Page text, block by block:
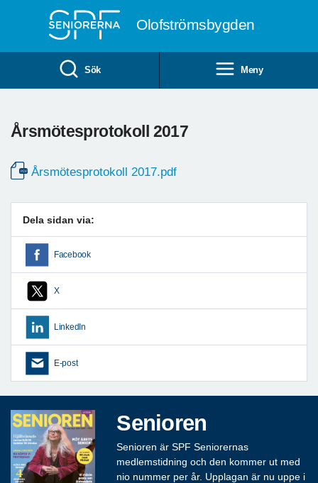
Olofströmsbygden
Sök Meny
Årsmötesprotokoll 2017
Årsmötesprotokoll 2017.pdf
Dela sidan via:
Facebook
X
LinkedIn
E-post
Senioren
Senioren är SPF Seniorernas
medlemstidning och den kommer ut med
nio nummer per år. Upplagan är nu uppe i